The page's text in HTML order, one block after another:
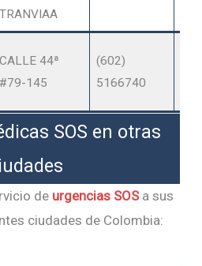
TRANVIAA
CALLE 44ª
#79-145
(602)
5166740
SOS en otras
de urgencias SOSa sus
ciudades de Colombia: